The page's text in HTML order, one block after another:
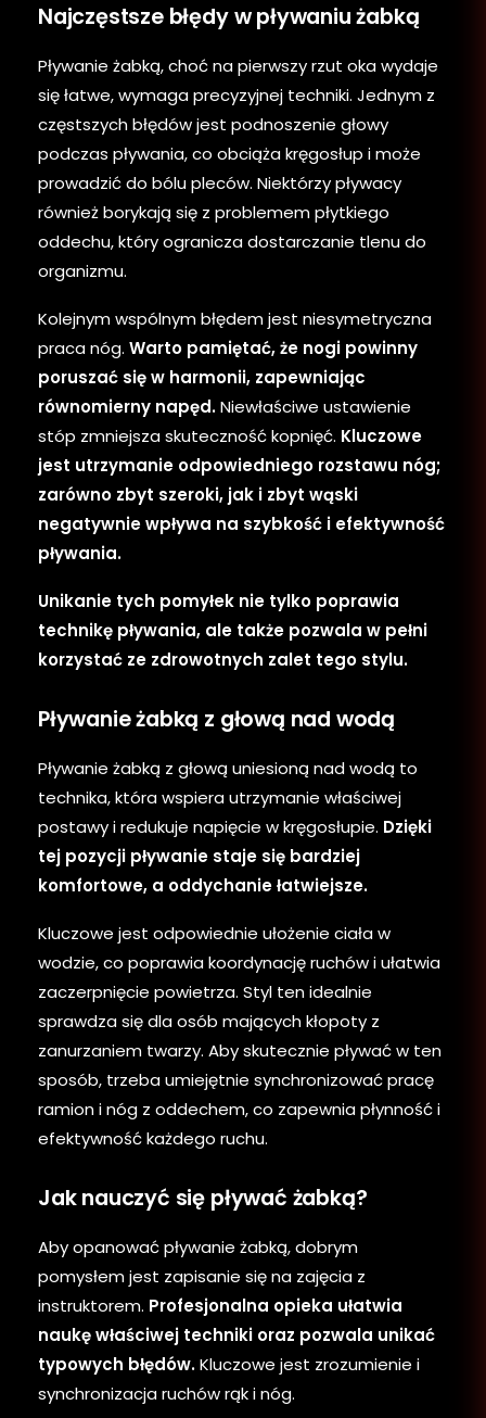
Najczęstsze błędy w pływaniu żabką
Pływanie żabką, choć na pierwszy rzut oka wydaje
się łatwe, wymaga precyzyjnej techniki. Jednym z
częstszych błędów jest podnoszenie głowy
podczas pływania, co obciąża kręgosłup i może
prowadzić do bólu pleców. Niektórzy pływacy
również borykają się z problemem płytkiego
oddechu, który ogranicza dostarczanie tlenu do
organizmu.
Kolejnym wspólnym błędem jest niesymetryczna
praca nóg. Warto pamiętać, że nogi powinny
poruszać się w harmonii, zapewniając
równomierny napęd.Niewłaściwe ustawienie
stóp zmniejsza skuteczność kopnięć. Kluczowe
jest utrzymanie odpowiedniego rozstawu nóg;
zarówno zbyt szeroki, jak i zbyt wąski
negatywnie wpływa na szybkość i efektywność
pływania.
Unikanie tych pomyłek nie tylko poprawia
technikę pływania, ale także pozwala w pełni
korzystać ze zdrowotnych zalet tego stylu.
Pływanie żabką z głową nad wodą
Pływanie żabką z głową uniesioną nad wodą to
technika, która wspiera utrzymanie właściwej
postawy i redukuje napięcie w kręgosłupie. Dzięki
tej pozycji pływanie staje się bardziej
komfortowe, a oddychanie łatwiejsze.
Kluczowe jest odpowiednie ułożenie ciała w
wodzie, co poprawia koordynację ruchów i ułatwia
zaczerpnięcie powietrza. Styl ten idealnie
sprawdza się dla osób mających kłopoty z
zanurzaniem twarzy. Aby skutecznie pływać w ten
sposób, trzeba umiejętnie synchronizować pracę
ramion i nóg z oddechem, co zapewnia płynność i
efektywność każdego ruchu.
Jak nauczyć się pływać żabką?
Aby opanować pływanie żabką, dobrym
pomysłem jest zapisanie się na zajęcia z
instruktorem. Profesjonalna opieka ułatwia
naukę właściwej techniki oraz pozwala unikać
typowych błędów.Kluczowe jest zrozumienie i
synchronizacja ruchów rąk i nóg.